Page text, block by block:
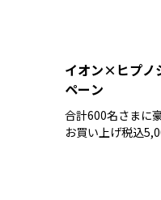
イオン×ヒプノ
ペーン
合計600名さまに
お買い上げ税込